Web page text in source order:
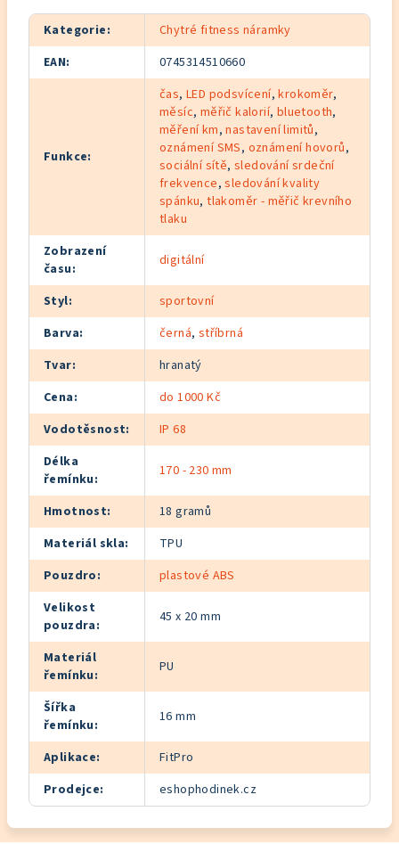
Kategorie:
Chytré fitness náramky
EAN: 0745314510660
Funkce:
čas,LED podsvícení,krokoměr,
měsíc, měřič kalorií, bluetooth,
měření km,nastavení limitů,
oznámení SMS, oznámení hovorů,
sociální sítě,sledování srdeční
frekvence,sledování kvality
spánku,tlakoměr - měřič krevního
tlaku
Zobrazení
času: digitální
Styl:
sportovní
Barva: černá, stříbrná
Tvar:
hranatý
Cena:
do 1000 Kč
Vodotěsnost:
IP 68
Délka
řemínku: 170 - 230 mm
Hmotnost:
18 gramů
Materiál skla:
TPU
Pouzdro:
plastové ABS
Velikost
pouzdra: 45 x 20 mm
Materiál
řemínku: PU
Šířka
řemínku: 16 mm
Aplikace:
FitPro
Prodejce: eshophodinek.cz